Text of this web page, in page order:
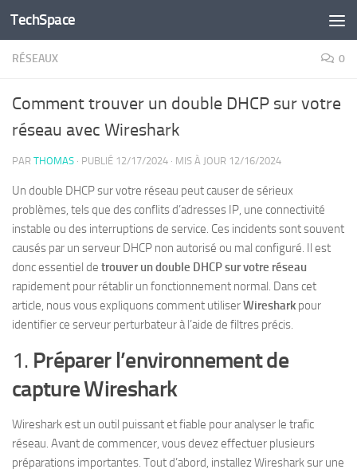
Skip to content
TechSpace
RÉSEAUX 0
Comment trouver un double DHCP sur votre
réseau avec Wireshark
PAR THOMAS · PUBLIÉ 12/17/2024 · MIS À JOUR 12/16/2024
Un double DHCP sur votre réseau peut causer de sérieux
problèmes, tels que des conflits d’adresses IP, une connectivité
instable ou des interruptions de service. Ces incidents sont souvent
causés par un serveur DHCP non autorisé ou mal configuré. Il est
donc essentiel de trouver un double DHCP sur votre réseau
rapidement pour rétablir un fonctionnement normal. Dans cet
article, nous vous expliquons comment utiliserWireshark pour
identifier ce serveur perturbateur à l’aide de filtres précis.
1. Préparer l’environnement de
capture Wireshark
Wireshark est un outil puissant et fiable pour analyser le trafic
réseau. Avant de commencer, vous devez effectuer plusieurs
préparations importantes. Tout d’abord, installez Wireshark sur une